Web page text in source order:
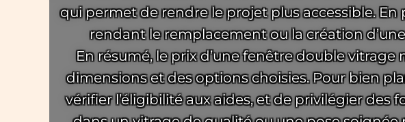
qui permet de rendre le projet plus accessible.
rendant le remplacement ou la création
En résumé, le prix d’une fenêtre double
dimensions et des options choisies. Pour bien
vérifier l’éligibilité aux aides, et de privilégier